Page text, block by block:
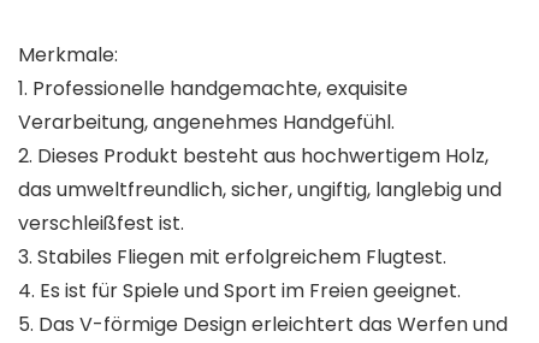
Merkmale:
1. Professionelle handgemachte, exquisite
Verarbeitung, angenehmes Handgefühl.
2. Dieses Produkt besteht aus hochwertigem Holz,
das umweltfreundlich, sicher, ungiftig, langlebig und
verschleißfest ist.
3. Stabiles Fliegen mit erfolgreichem Flugtest.
4. Es ist für Spiele und Sport im Freien geeignet.
5. Das V-förmige Design erleichtert das Werfen und